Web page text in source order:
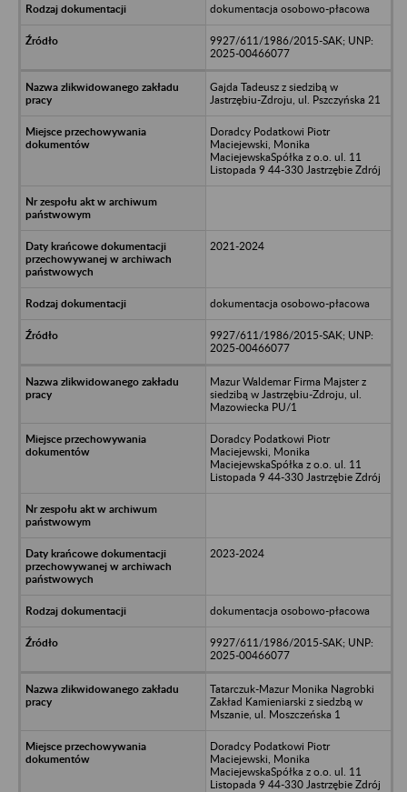
dokumentacja osobowo-płacowa
9927/611/1986/2015-SAK; UNP:
2025-00466077
Gajda Tadeusz z siedzibą w
Jastrzębiu-Zdroju, ul. Pszczyńska 21
Doradcy Podatkowi Piotr
Maciejewski, Monika
MaciejewskaSpółka z o.o. ul. 11
Listopada 9 44-330 Jastrzębie Zdrój
2021-2024
dokumentacja osobowo-płacowa
9927/611/1986/2015-SAK; UNP:
2025-00466077
Mazur Waldemar Firma Majster z
siedzibą w Jastrzębiu-Zdroju, ul.
Mazowiecka PU/1
Doradcy Podatkowi Piotr
Maciejewski, Monika
MaciejewskaSpółka z o.o. ul. 11
Listopada 9 44-330 Jastrzębie Zdrój
2023-2024
dokumentacja osobowo-płacowa
9927/611/1986/2015-SAK; UNP:
2025-00466077
Tatarczuk-Mazur Monika Nagrobki
Zakład Kamieniarski z siedzbą w
Mszanie, ul. Moszczeńska 1
Doradcy Podatkowi Piotr
Maciejewski, Monika
MaciejewskaSpółka z o.o. ul. 11
Listopada 9 44-330 Jastrzębie Zdrój